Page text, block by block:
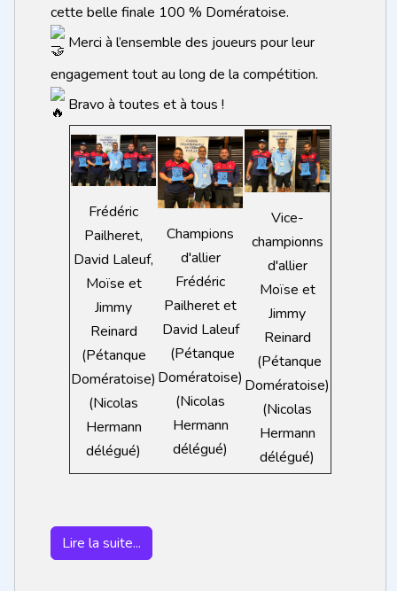
cette belle finale 100 % Domératoise.
Merci à l’ensemble des joueurs pour leur
engagement tout au long de la compétition.
Bravo à toutes et à tous !
Frédéric
Pailheret,
David Laleuf,
Moïse et
Jimmy
Reinard
(Pétanque
Domératoise)
(Nicolas
Hermann
délégué)
Champions
d'allier
Frédéric
Pailheret et
David Laleuf
(Pétanque
Domératoise)
(Nicolas
Hermann
délégué)
Vice-
championns
d'allier
Moïse et
Jimmy
Reinard
(Pétanque
Domératoise)
(Nicolas
Hermann
délégué)
Lire la suite...